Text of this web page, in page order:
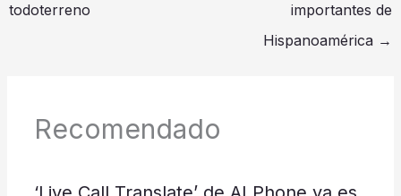
todoterreno
importantes de
Hispanoamérica →
Recomendado